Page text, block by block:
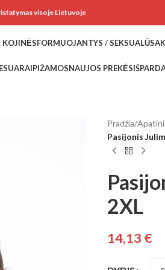
visoje Lietuvoje
KOJINĖSFORMUOJANTYS / SEKSUALŪS
PIŽAMOSNAUJOS PREKĖS
Pradžia/
Pasijonis
2XL
14,13 €